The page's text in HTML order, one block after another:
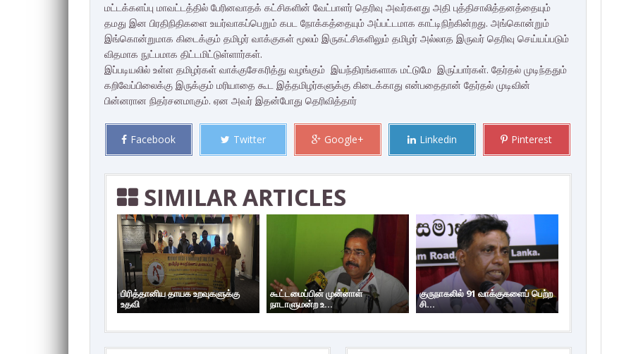
மட்டக்களப்பு மாவட்டத்தில் பேரினவாதக் கட்சிகளின் வேட்பாளர் தெரிவு அவர்களது அதி புத்திசாலித்தனத்தையும்
தமது இன பிரதிநிதிகளை உயர்வாகப்பெறும் கபட நோக்கத்தையும் அப்பட்டமாக காட்டிநிற்கின்றது. அங்கொன்றும்
இங்கொன்றுமாக கிடைக்கும் தமிழர் வாக்குகள் மூலம் இருகட்சிகளிலும் தமிழர் அல்லாத இருவர் தெரிவு செய்யப்படும்
விதமாக நுட்பமாக திட்டமிட்டுள்ளார்கள்.
இப்படியலில் உள்ள தமிழர்கள் வாக்குசேகரித்து வழங்கும் இயந்திரங்களாக மட்டுமே இருப்பார்கள். தேர்தல் முடிந்ததும்
கறிவேப்பிலைக்கு இருக்கும் மரியாதை கூட இத்தமிழர்களுக்கு கிடைக்காது என்பதைதான் தேர்தல் முடிவின்
பின்னரான நிதர்சனமாகும். ஏன அவர் இதன்போது தெரிவித்தார்
Facebook Twitter Google+ Linkedin Pinterest
SIMILAR ARTICLES
பிரித்தானிய தாயக உறவுகளுக்கு
உதவி
கூட்டமைப்பின் முன்னாள்
நாடாளுமன்ற உ...
குருநாகலில் 91 வாக்குகளைப் பெற்ற
சி...